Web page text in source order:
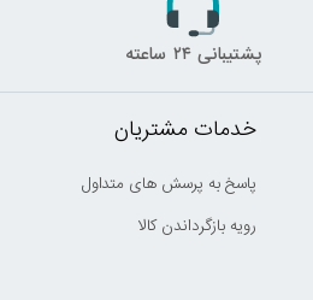
پشتیبانی ۲۴ ساعته
خدمات مشتریان
پاسخ به پرسش های متداول
رویه بازگرداندن کالا